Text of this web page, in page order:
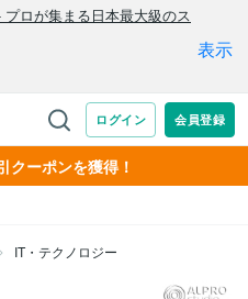
クーポンを獲得！
IT・テクノロジー